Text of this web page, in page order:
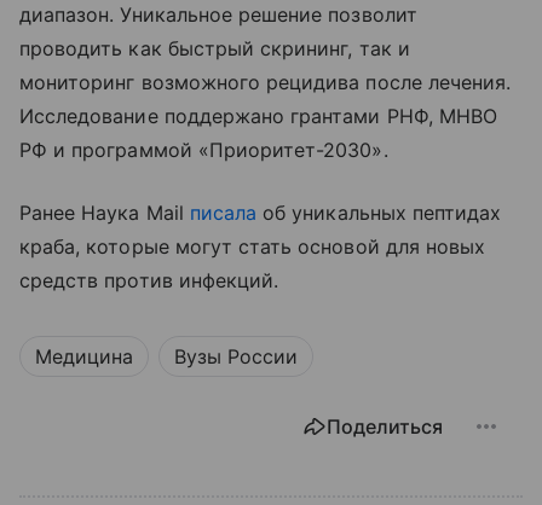
диапазон. Уникальное решение позволит
проводить как быстрый скрининг, так и
мониторинг возможного рецидива после лечения.
Исследование поддержано грантами РНФ, МНВО
РФ и программой «Приоритет-2030».
Ранее Наука Mail писала об уникальных пептидах
краба, которые могут стать основой для новых
средств против инфекций.
Медицина Вузы России
Поделиться